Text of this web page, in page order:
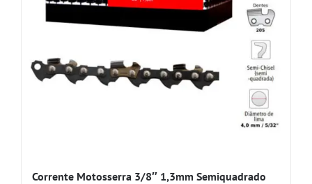
Corrente Motosserra 3/8″ 1,3mm Semiquadrado